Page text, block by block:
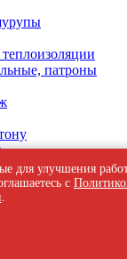
патроны
с
для улучшения
с
.